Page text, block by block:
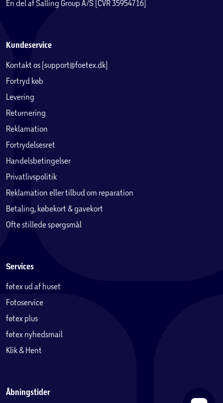
En del af Salling Group A/S (CVR 35954716)
Kundeservice
Kontakt os (support@foetex.dk)
Fortryd køb
Levering
Returnering
Reklamation
Fortrydelsesret
Handelsbetingelser
Privatlivspolitik
Reklamation eller tilbud om reparation
Betaling, købekort & gavekort
Ofte stillede spørgsmål
Services
føtex ud af huset
Fotoservice
føtex plus
føtex nyhedsmail
Klik & Hent
Åbningstider